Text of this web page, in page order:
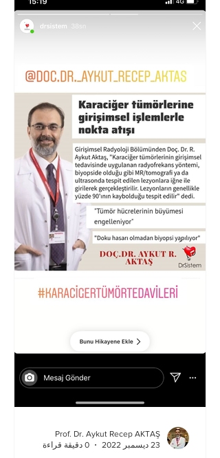
Prof. Dr. Aykut Recep AKTAŞ
23 ديسمبر 2022
0 دقيقة قراءة